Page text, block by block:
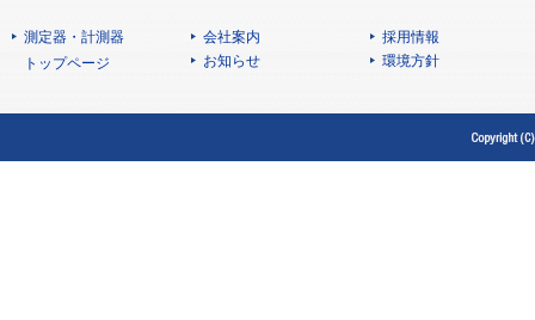
測定器・計測器
トップページ
会社案内
採用情報
お知らせ
環境方針